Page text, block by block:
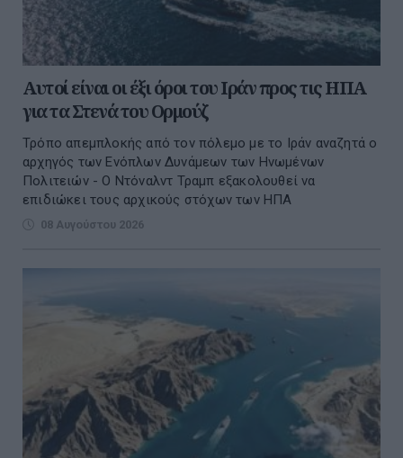
Αυτοί είναι οι έξι όροι του Ιράν προς τις ΗΠΑ
για τα Στενά του Ορμούζ
Τρόπο απεμπλοκής από τον πόλεμο με το Ιράν αναζητά ο
αρχηγός των Ενόπλων Δυνάμεων των Ηνωμένων
Πολιτειών - Ο Ντόναλντ Τραμπ εξακολουθεί να
επιδιώκει τους αρχικούς στόχων των ΗΠΑ
08 Αυγούστου 2026